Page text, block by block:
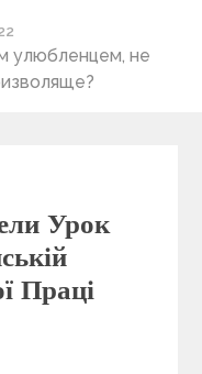
улюбленцем, не
Урок
Праці